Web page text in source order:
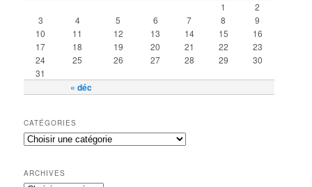
« déc
1
2
3
4 5 6 7 8
9
10
11 12 13 14 15
16
17
18 19 20 21 22
23
24
25 26 27 28 29
30
31
CATÉGORIES
ARCHIVES